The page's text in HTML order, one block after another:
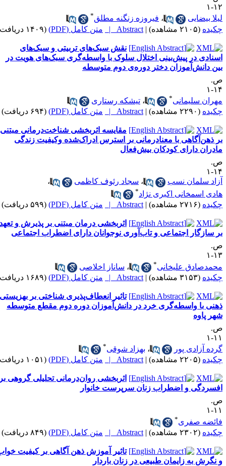
۱
بیضایی
،فیروزه زنگنه مطلق*
(۲۱۰۵ مشاهده) |
Abstract | متن کامل (PDF) (۱۴۰۹ دریافت)
نقش سبک‌های تربیتی و سبک‌های
در پیش‌بینی اختلال سلوک با واسطه‌گری سبک‌های هویت در
دانش‌آموزان دختر دوره‌ی دوم متوسطه
۱
سلیمانی
،تیشکه رستاری
(۲۲۹۰ مشاهده) |
Abstract | متن کامل (PDF) (۶۹۴ دریافت)
مقایسه اثربخشی شناخت‌درمانی مبتنی
ذهن‌آگاهی با معنادرمانی بر استرس ادراک‌شده وکیفیت زندگی
دارای کودکان بیش‌فعال
۱
سلمان ‌نسب
،سجاد رئوف کاظمی
،
اسمخانی اکبری نژاد *
(۲۷۱۶ مشاهده) |
Abstract | متن کامل (PDF) (۵۹۹ دریافت)
اثربخشی درمان مبتنی بر پذیرش و تعهد
سازگار اجتماعی و تاب‌آوری نوجوانان دارای اضطراب اجتماعی
۱
علیخانی
،ساناز اخلاصی
(۳۱۵۳ مشاهده) |
Abstract | متن کامل (PDF) (۱۶۸۹ دریافت)
تاثیر انعطاف‌پذیری شناختی بر بهزیستی
با واسطه‌گری خرد در دانش‌آموزان دوره دوم مقطع متوسطه
پاوه
۱
آزادی پور
،بهزاد شوقی
(۲۲۰۵ مشاهده) |
Abstract | متن کامل (PDF) (۱۰۵۱ دریافت)
اثربخشی روان‌درمانی تحلیلی گروهی بر
و اضطراب زنان سرپرست خانوار
۱
صفری
(۲۳۰۲ مشاهده) |
Abstract | متن کامل (PDF) (۸۴۹ دریافت)
تاثیر آموزش ذهن آگاهی بر کیفیت خواب
نگرش به زایمان طبیعی در زنان باردار